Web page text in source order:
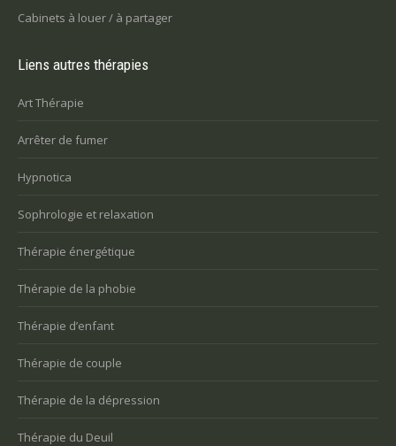
Cabinets à louer / à partager
Liens autres thérapies
Art Thérapie
Arrêter de fumer
Hypnotica
Sophrologie et relaxation
Thérapie énergétique
Thérapie de la phobie
Thérapie d’enfant
Thérapie de couple
Thérapie de la dépression
Thérapie du Deuil